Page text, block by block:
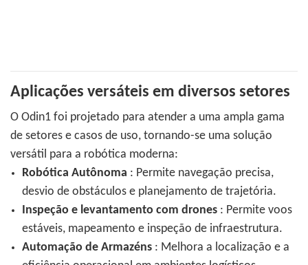
Aplicações versáteis em diversos setores
O Odin1 foi projetado para atender a uma ampla gama
de setores e casos de uso, tornando-se uma solução
versátil para a robótica moderna:
Robótica Autônoma : Permite navegação precisa,
desvio de obstáculos e planejamento de trajetória.
Inspeção e levantamento com drones: Permite voos
estáveis, mapeamento e inspeção de infraestrutura.
Automação de Armazéns: Melhora a localização e a